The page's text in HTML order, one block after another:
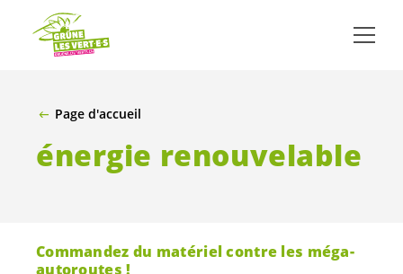
ALLER AU CONTENU PRINCIPAL
Page d'accueil
énergie renouvelable
Commandez du matériel contre les méga-
autoroutes !